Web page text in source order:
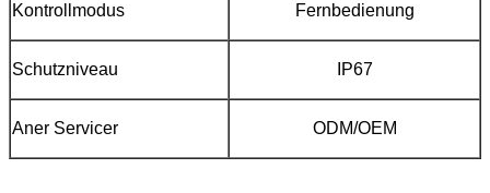
Kontrollmodus Fernbedienung
Schutzniveau IP67
Aner Servicer ODM/OEM